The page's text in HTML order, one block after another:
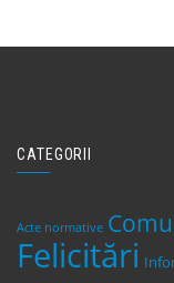
CATEGORII
Acte normative
Felicitări